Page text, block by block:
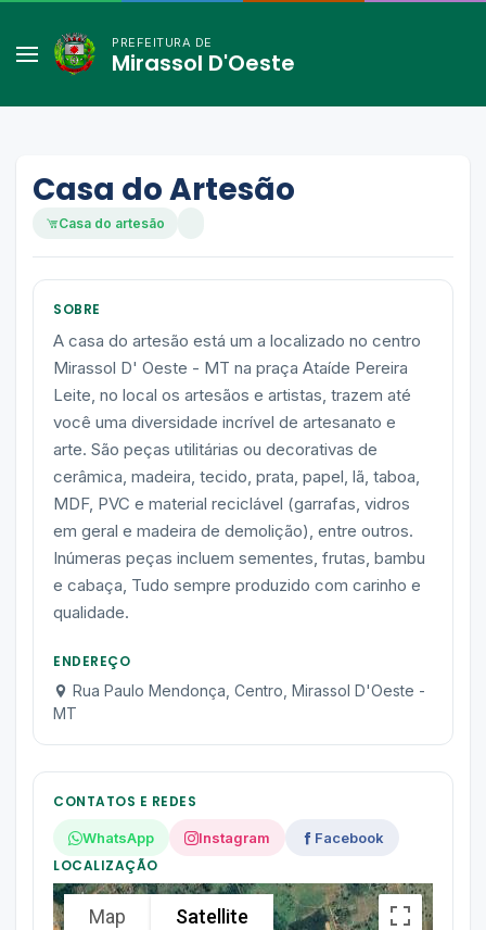
PREFEITURA DE
Mirassol D'Oeste
Casa do Artesão
Casa do artesão
SOBRE
A casa do artesão está um a localizado no centro
Mirassol D' Oeste - MT na praça Ataíde Pereira
Leite, no local os artesãos e artistas, trazem até
você uma diversidade incrível de artesanato e
arte. São peças utilitárias ou decorativas de
cerâmica, madeira, tecido, prata, papel, lã, taboa,
MDF, PVC e material reciclável (garrafas, vidros
em geral e madeira de demolição), entre outros.
Inúmeras peças incluem sementes, frutas, bambu
e cabaça, Tudo sempre produzido com carinho e
qualidade.
ENDEREÇO
Rua Paulo Mendonça, Centro, Mirassol D'Oeste -
MT
CONTATOS E REDES
WhatsApp Instagram Facebook
LOCALIZAÇÃO
Map Satellite